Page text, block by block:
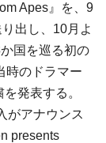
Apes』を、9
出し、10月よ
国を巡る初の
時のドラマー
発表する。
がアナウンス
presents